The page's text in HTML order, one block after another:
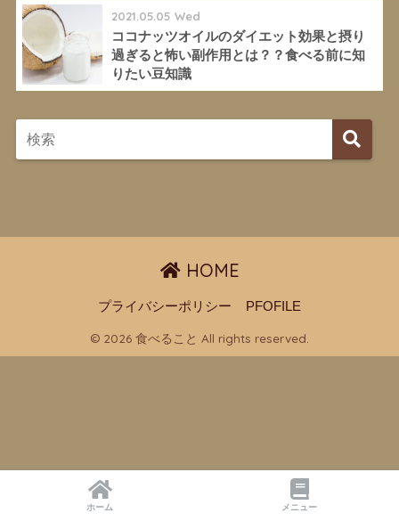
2021.05.05 Wed
ココナッツオイルのダイエット効果と摂り
過ぎると怖い副作用とは？？食べる前に知
りたい豆知識
HOME
プライバシーポリシー PFOFILE
© 2026 食べること All rights reserved.
ホーム メニュー